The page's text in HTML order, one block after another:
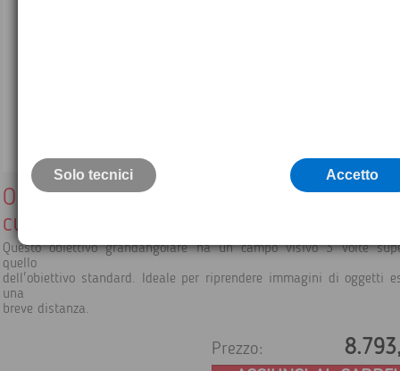
Obiettivo 6.5 mm campo visivo 80°, incl.
custodia
Questo obiettivo grandangolare ha un campo visivo 3 volte
quello
dell'obiettivo standard. Ideale per riprendere immagini di oggetti
una
breve distanza.
Prezzo:
Solo tecnici Accetto